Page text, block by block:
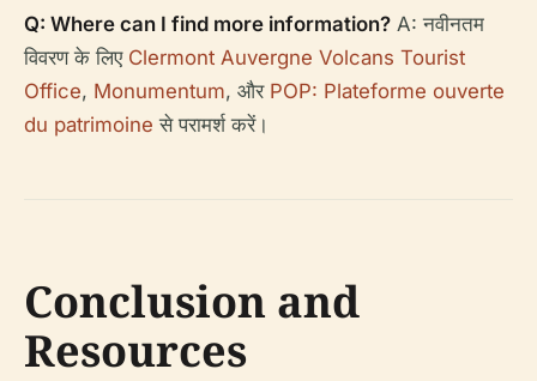
Q: Where can I find more information? A: नवीनतम
विवरण के लिए Clermont Auvergne Volcans Tourist
Office, Monumentum, और POP: Plateforme ouverte
du patrimoine से परामर्श करें।
Conclusion and
Resources